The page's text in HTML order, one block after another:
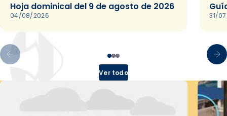
Hoja dominical del 9 de agosto de 2026
04/08/2026 31/
Ver todo